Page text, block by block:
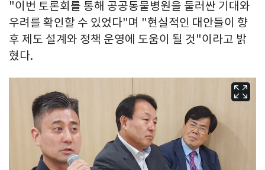
"이번 토론회를 통해 공공동물병원을 둘러싼 기대와
우려를 확인할 수 있었다"며 "현실적인 대안들이 향
후 제도 설계와 정책 운영에 도움이 될 것"이라고 밝
혔다.